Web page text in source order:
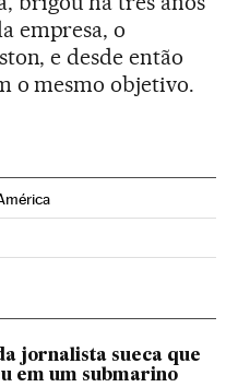
empresa, o
e desde então
o mesmo objetivo.
en Instagram
en Facebook
jornalista sueca que
em um submarino